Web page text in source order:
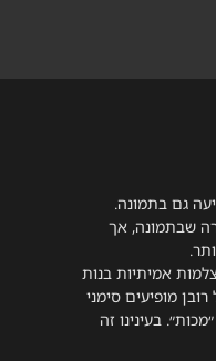
גם בתמונה.
שבתמונה, אך
אמיתיות בנות
על רובן מופיעים סימני
בעינינו זה